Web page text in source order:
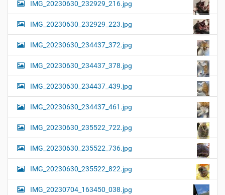
IMG_20230630_232929_216.jpg
IMG_20230630_232929_223.jpg
IMG_20230630_234437_372.jpg
IMG_20230630_234437_378.jpg
IMG_20230630_234437_439.jpg
IMG_20230630_234437_461.jpg
IMG_20230630_235522_722.jpg
IMG_20230630_235522_736.jpg
IMG_20230630_235522_822.jpg
IMG_20230704_163450_038.jpg